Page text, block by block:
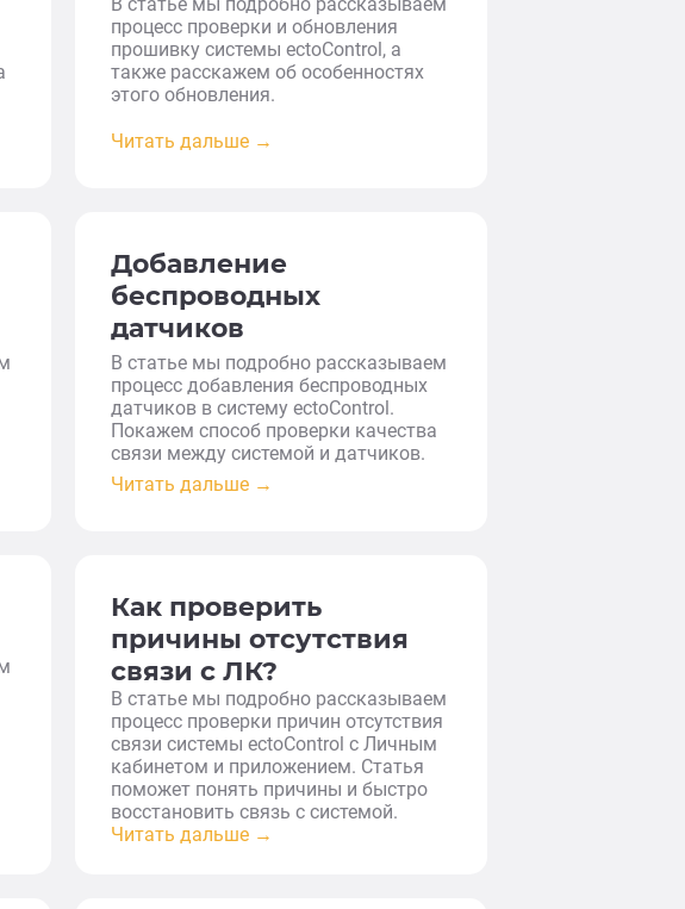
процесс проверки и обновления
прошивку системы ectoControl, а
также расскажем об особенностях
этого обновления.
Читать дальше →
Добавление
беспроводных
датчиков
В статье мы подробно рассказываем
процесс добавления беспроводных
датчиков в систему ectoControl.
Покажем способ проверки качества
связи между системой и датчиков.
Читать дальше →
Как проверить
причины отсутствия
связи с ЛК?
В статье мы подробно рассказываем
процесс проверки причин отсутствия
связи системы ectoControl с Личным
кабинетом и приложением. Статья
поможет понять причины и быстро
восстановить связь с системой.
Читать дальше →